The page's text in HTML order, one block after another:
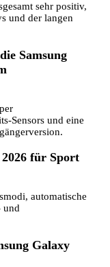
sehr positiv,
und der langen
Samsung
und eine
für Sport
automatische
und
Galaxy